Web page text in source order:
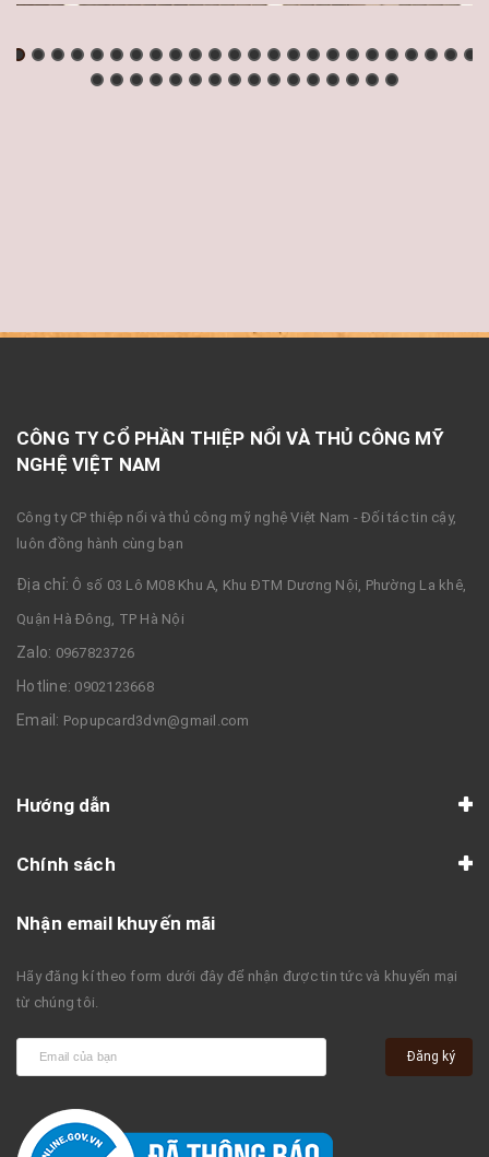
CÔNG TY CỔ PHẦN THIỆP NỔI VÀ THỦ CÔNG MỸ
NGHỆ VIỆT NAM
Công ty CP thiệp nổi và thủ công mỹ nghệ Việt Nam - Đối tác tin cậy,
luôn đồng hành cùng bạn
Địa chỉ: Ô số 03 Lô M08 Khu A, Khu ĐTM Dương Nội, Phường La khê,
Quận Hà Đông, TP Hà Nội
Zalo: 0967823726
Hotline: 0902123668
Email: Popupcard3dvn@gmail.com
Hướng dẫn
Chính sách
Nhận email khuyến mãi
Hãy đăng kí theo form dưới đây để nhận được tin tức và khuyến mại
từ chúng tôi.
Đăng ký